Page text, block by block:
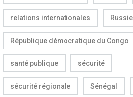
relations internationales Russie
République démocratique du Congo
santé publique sécurité
sécurité régionale Sénégal